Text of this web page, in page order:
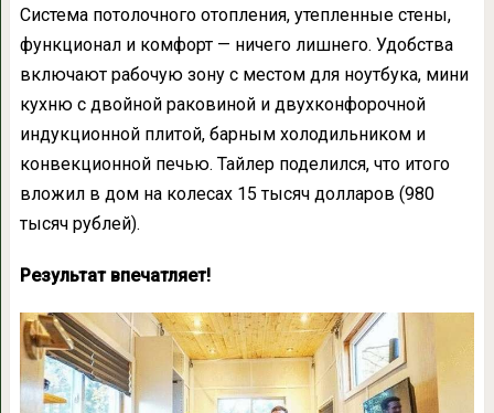
Система потолочного отопления, утепленные стены,
функционал и комфорт — ничего лишнего. Удобства
включают рабочую зону с местом для ноутбука, мини
кухню с двойной раковиной и двухконфорочной
индукционной плитой, барным холодильником и
конвекционной печью. Тайлер поделился, что итого
вложил в дом на колесах 15 тысяч долларов (980
тысяч рублей).
Результат впечатляет!